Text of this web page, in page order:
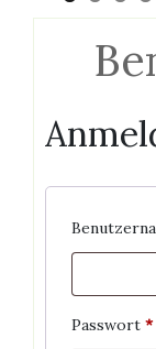
Passwort *